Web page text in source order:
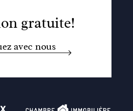
gratuite!
avec nous